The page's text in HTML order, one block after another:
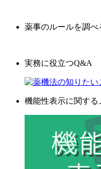
薬事のルールを調べ
実務に役立つQ&A
機能性表示に関す